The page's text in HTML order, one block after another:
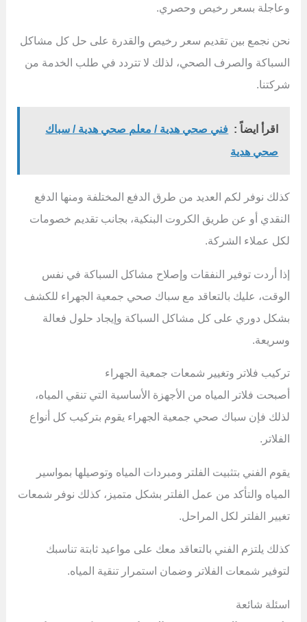
وعاجلة بسعر رخيص وحصري.
نحن نجمع بين تقديم سعر رخيص والقدرة على حل كل مشاكل
السباكة والصرف الصحي، لذلك لا تتردد في طلب الخدمة من
شركتنا.
اقرأ ايضاً : فني صحي هدية / معلم صحي هدية / سباك
صحي هدية
كذلك نوفر لكم العديد من طرق الدفع المختلفة ومنها الدفع
النقدي أو عن طريق الكروت البنكية، بجانب تقديم خصومات
لكل عملاء الشركة.
إذا أردت توفير النفقات وإصلاح مشاكل السباكة في نفس
الوقت، عليك بالتعاقد مع سباك صحي جمعية الجهراء للكشف
بشكل دوري على كل مشاكل السباكة وإيجاد حلول فعالة
وسريعة.
تركيب فلاتر وتغيير شمعات جمعية الجهراء
أصبحت فلاتر المياه من الأجهزة الأساسية التي تنقي المياه،
لذلك فإن سباك صحي جمعية الجهراء يقوم بتركيب كل أنواع
الفلاتر.
يقوم الفني بتثبيت الفلتر ومبردات المياه وتوصيلها بمواسير
المياه والتأكد من عمل الفلتر بشكل متميز، كذلك نوفر شمعات
تغيير الفلتر لكل المراحل.
كذلك يلتزم الفني بالتعاقد معك على مواعيد ثابتة تناسبك
لتوفير شمعات الفلاتر وضمان استمرار تنقية المياه.
اسئلة شائعة